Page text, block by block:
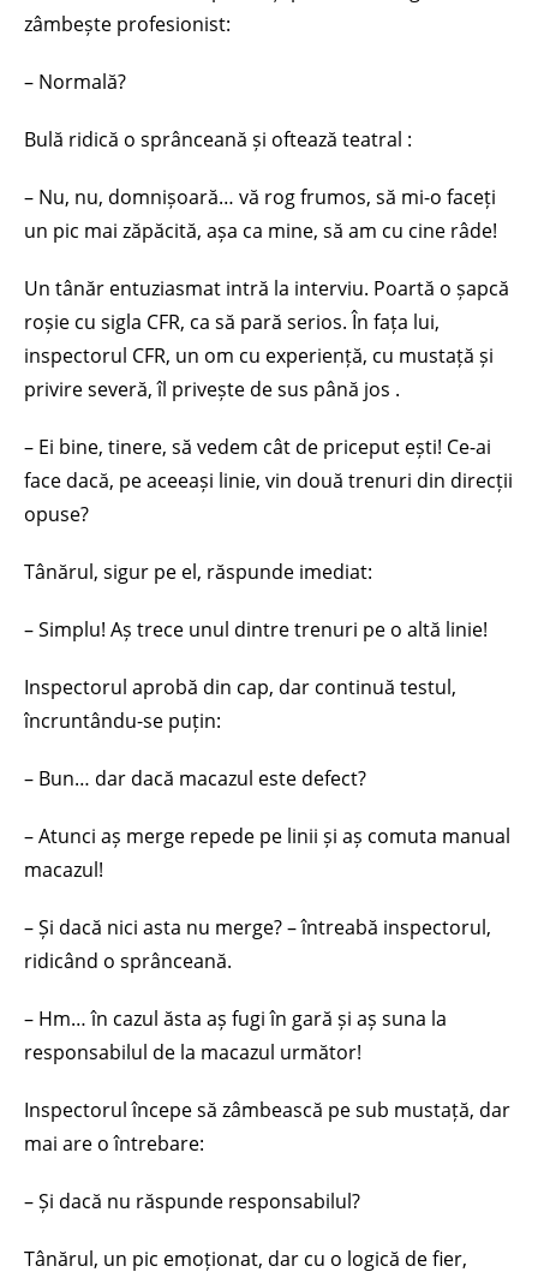
zâmbește profesionist:
– Normală?
Bulă ridică o sprânceană și oftează teatral :
– Nu, nu, domnișoară… vă rog frumos, să mi-o faceți
un pic mai zăpăcită, așa ca mine, să am cu cine râde!
Un tânăr entuziasmat intră la interviu. Poartă o șapcă
roșie cu sigla CFR, ca să pară serios. În fața lui,
inspectorul CFR, un om cu experiență, cu mustață și
privire severă, îl privește de sus până jos .
– Ei bine, tinere, să vedem cât de priceput ești! Ce-ai
face dacă, pe aceeași linie, vin două trenuri din direcții
opuse?
Tânărul, sigur pe el, răspunde imediat:
– Simplu! Aș trece unul dintre trenuri pe o altă linie!
Inspectorul aprobă din cap, dar continuă testul,
încruntându-se puțin:
– Bun… dar dacă macazul este defect?
– Atunci aș merge repede pe linii și aș comuta manual
macazul!
– Și dacă nici asta nu merge? – întreabă inspectorul,
ridicând o sprânceană.
– Hm… în cazul ăsta aș fugi în gară și aș suna la
responsabilul de la macazul următor!
Inspectorul începe să zâmbească pe sub mustață, dar
mai are o întrebare:
– Și dacă nu răspunde responsabilul?
Tânărul, un pic emoționat, dar cu o logică de fier,